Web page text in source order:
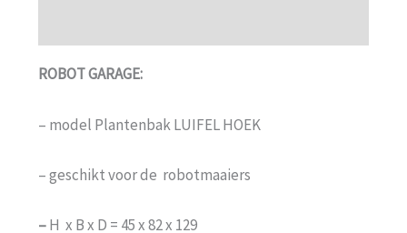
ROBOT GARAGE:
– model Plantenbak LUIFEL HOEK
– geschikt voor de robotmaaiers
–H x B x D = 45 x 82 x 129